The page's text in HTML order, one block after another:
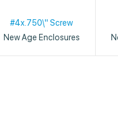
#4x.750\" Screw
New Age Enclosures